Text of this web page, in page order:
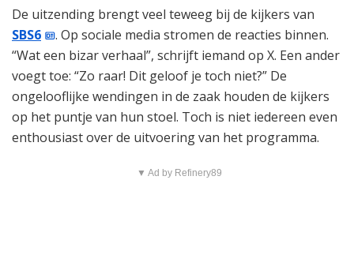
De uitzending brengt veel teweeg bij de kijkers van
SBS6
. Op sociale media stromen de reacties binnen.
“Wat een bizar verhaal”, schrijft iemand op X. Een ander
voegt toe: “Zo raar! Dit geloof je toch niet?” De
ongelooflijke wendingen in de zaak houden de kijkers
op het puntje van hun stoel. Toch is niet iedereen even
enthousiast over de uitvoering van het programma.
▼ Ad by Refinery89